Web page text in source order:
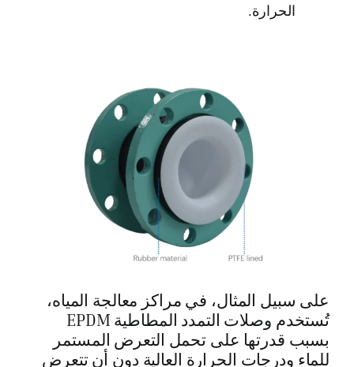
الحرارة.
على سبيل المثال، في مراكز معالجة المياه،
تُستخدم وصلات التمدد المطاطية EPDM
بسبب قدرتها على تحمل التعرض المستمر
للماء ودرجات الحرارة العالية دون أن تتعرض